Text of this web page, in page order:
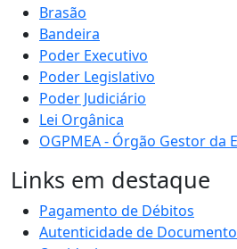
Brasão
Bandeira
Poder Executivo
Poder Legislativo
Poder Judiciário
Lei Orgânica
OGPMEA - Órgão Gestor da
Links em destaque
Pagamento de Débitos
Autenticidade de